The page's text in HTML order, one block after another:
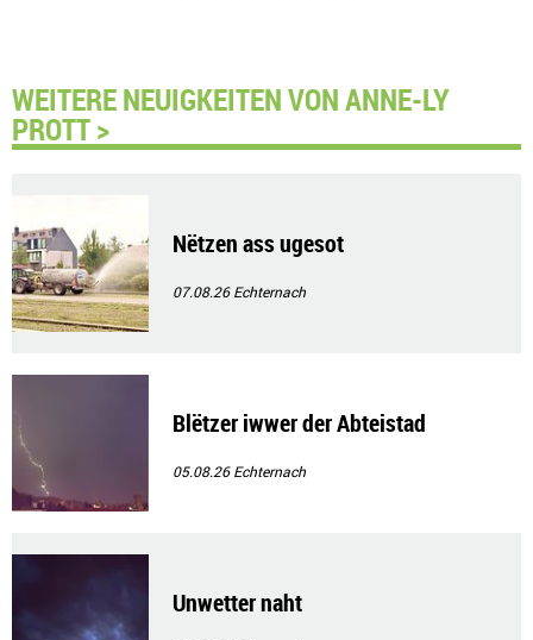
WEITERE NEUIGKEITEN VON ANNE-LY
PROTT >
Nëtzen ass ugesot
07.08.26Echternach
Blëtzer iwwer der Abteistad
05.08.26Echternach
Unwetter naht